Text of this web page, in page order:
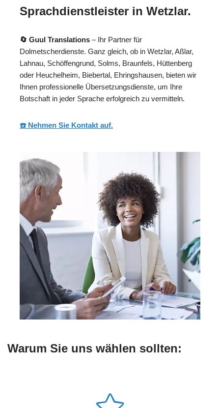
Sprachdienstleister in Wetzlar.
🔄 Guul Translations – Ihr Partner für
Dolmetscherdienste. Ganz gleich, ob in Wetzlar, Aßlar,
Lahnau, Schöffengrund, Solms, Braunfels, Hüttenberg
oder Heuchelheim, Biebertal, Ehringshausen, bieten wir
Ihnen professionelle Übersetzungsdienste, um Ihre
Botschaft in jeder Sprache erfolgreich zu vermitteln.
☎️ Nehmen Sie Kontakt auf.
Warum Sie uns wählen sollten: